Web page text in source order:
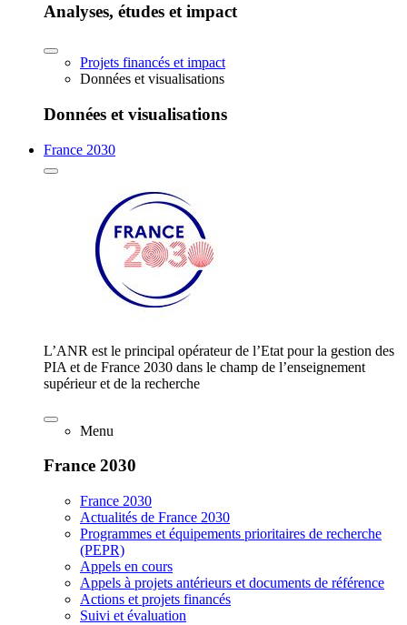
Analyses, études et impact
Projets financés et impact
Données et visualisations
Données et visualisations
France 2030
L’ANR est le principal opérateur de l’Etat pour la gestion des
PIA et de France 2030 dans le champ de l’enseignement
supérieur et de la recherche
Menu
France 2030
France 2030
Actualités de France 2030
Programmes et équipements prioritaires de recherche
(PEPR)
Appels en cours
Appels à projets antérieurs et documents de référence
Actions et projets financés
Suivi et évaluation